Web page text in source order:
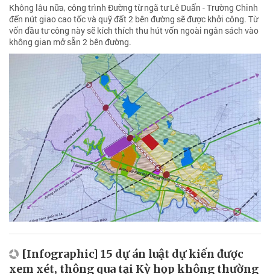
Không lâu nữa, công trình Đường từ ngã tư Lê Duẩn - Trường Chinh
đến nút giao cao tốc và quỹ đất 2 bên đường sẽ được khởi công. Từ
vốn đầu tư công này sẽ kích thích thu hút vốn ngoài ngân sách vào
không gian mở sẵn 2 bên đường.
[Infographic] 15 dự án luật dự kiến được
xem xét, thông qua tại Kỳ họp không thường